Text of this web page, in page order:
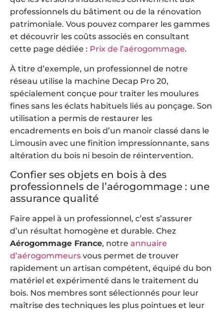
professionnels du bâtiment ou de la rénovation
patrimoniale. Vous pouvez comparer les gammes
et découvrir les coûts associés en consultant
cette page dédiée : Prix de l’aérogommage.
À titre d’exemple, un professionnel de notre
réseau utilise la machine Decap Pro 20,
spécialement conçue pour traiter les moulures
fines sans les éclats habituels liés au ponçage. Son
utilisation a permis de restaurer les
encadrements en bois d’un manoir classé dans le
Limousin avec une finition impressionnante, sans
altération du bois ni besoin de réintervention.
Confier ses objets en bois à des
professionnels de l’aérogommage : une
assurance qualité
Faire appel à un professionnel, c’est s’assurer
d’un résultat homogène et durable. Chez
Aérogommage France, notre annuaire
d’aérogommeurs vous permet de trouver
rapidement un artisan compétent, équipé du bon
matériel et expérimenté dans le traitement du
bois. Nos membres sont sélectionnés pour leur
maîtrise des techniques les plus pointues et leur